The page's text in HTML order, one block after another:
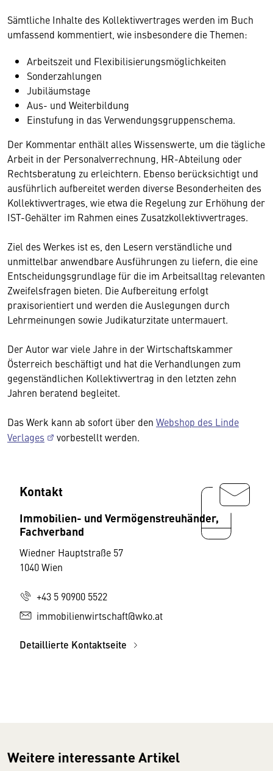
Sämtliche Inhalte des Kollektivvertrages werden im Buch
umfassend kommentiert, wie insbesondere die Themen:
Arbeitszeit und Flexibilisierungsmöglichkeiten
Sonderzahlungen
Jubiläumstage
Aus- und Weiterbildung
Einstufung in das Verwendungsgruppenschema.
Der Kommentar enthält alles Wissenswerte, um die tägliche
Arbeit in der Personalverrechnung, HR-Abteilung oder
Rechtsberatung zu erleichtern. Ebenso berücksichtigt und
ausführlich aufbereitet werden diverse Besonderheiten des
Kollektivvertrages, wie etwa die Regelung zur Erhöhung der
IST-Gehälter im Rahmen eines Zusatzkollektivvertrages.
Ziel des Werkes ist es, den Lesern verständliche und
unmittelbar anwendbare Ausführungen zu liefern, die eine
Entscheidungsgrundlage für die im Arbeitsalltag relevanten
Zweifelsfragen bieten. Die Aufbereitung erfolgt
praxisorientiert und werden die Auslegungen durch
Lehrmeinungen sowie Judikaturzitate untermauert.
Der Autor war viele Jahre in der Wirtschaftskammer
Österreich beschäftigt und hat die Verhandlungen zum
gegenständlichen Kollektivvertrag in den letzten zehn
Jahren beratend begleitet.
Das Werk kann ab sofort über den Webshop des Linde
Verlages
vorbestellt werden.
Kontakt
Immobilien- und Vermögenstreuhänder,
Fachverband
Wiedner Hauptstraße 57
1040 Wien
+43 5 90900 5522
immobilienwirtschaft@wko.at
Detaillierte Kontaktseite
Weitere interessante Artikel